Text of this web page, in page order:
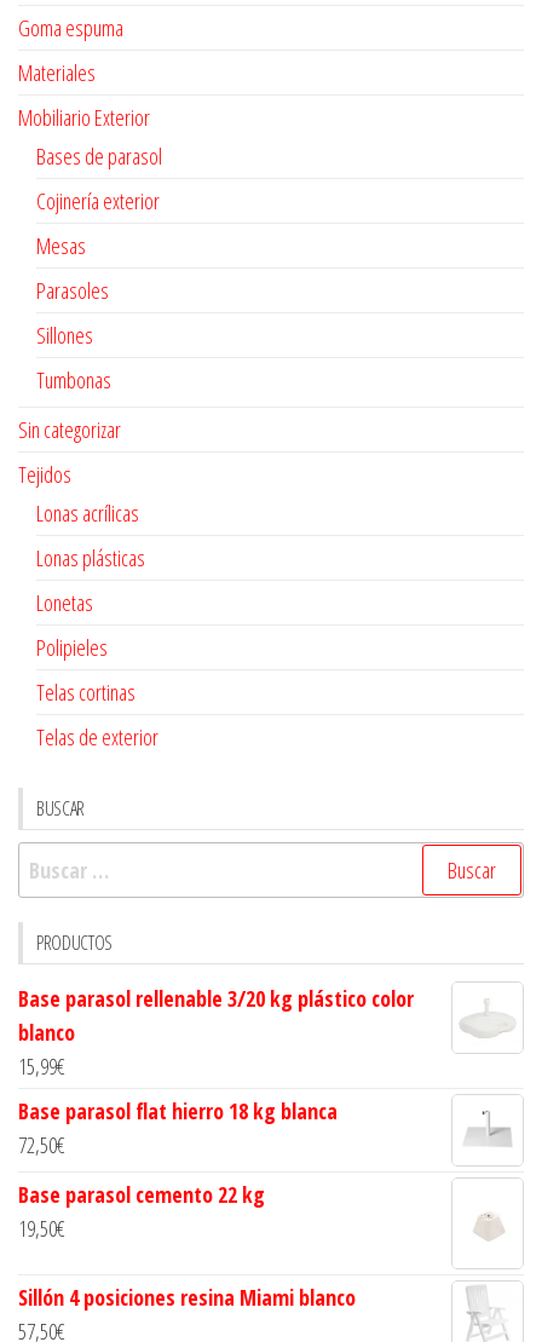
Goma espuma
Materiales
Mobiliario Exterior
Bases de parasol
Cojinería exterior
Mesas
Parasoles
Sillones
Tumbonas
Sin categorizar
Tejidos
Lonas acrílicas
Lonas plásticas
Lonetas
Polipieles
Telas cortinas
Telas de exterior
BUSCAR
Buscar:
PRODUCTOS
Base parasol rellenable 3/20 kg plástico color
blanco
15,99€
Base parasol flat hierro 18 kg blanca
72,50€
Base parasol cemento 22 kg
19,50€
Sillón 4 posiciones resina Miami blanco
57,50€